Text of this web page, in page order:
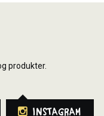
produkter.
Instagram